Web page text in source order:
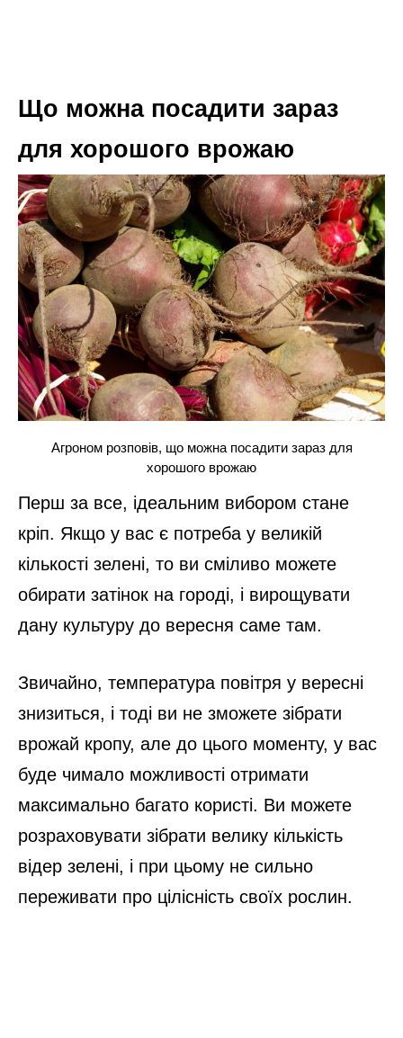
Що можна посадити зараз
для хорошого врожаю
Агроном розповів, що можна посадити зараз для
хорошого врожаю
Перш за все, ідеальним вибором стане
кріп. Якщо у вас є потреба у великій
кількості зелені, то ви сміливо можете
обирати затінок на городі, і вирощувати
дану культуру до вересня саме там.
Звичайно, температура повітря у вересні
знизиться, і тоді ви не зможете зібрати
врожай кропу, але до цього моменту, у вас
буде чимало можливості отримати
максимально багато користі. Ви можете
розраховувати зібрати велику кількість
відер зелені, і при цьому не сильно
переживати про цілісність своїх рослин.